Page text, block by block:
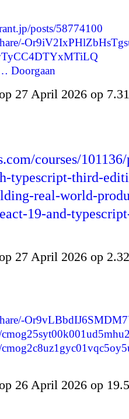
posts/58774100
Doorgaan
27 April 2026 op
courses/101136/
typescript-third-
real-world-
19-and-
27 April 2026 op
26 April 2026 op